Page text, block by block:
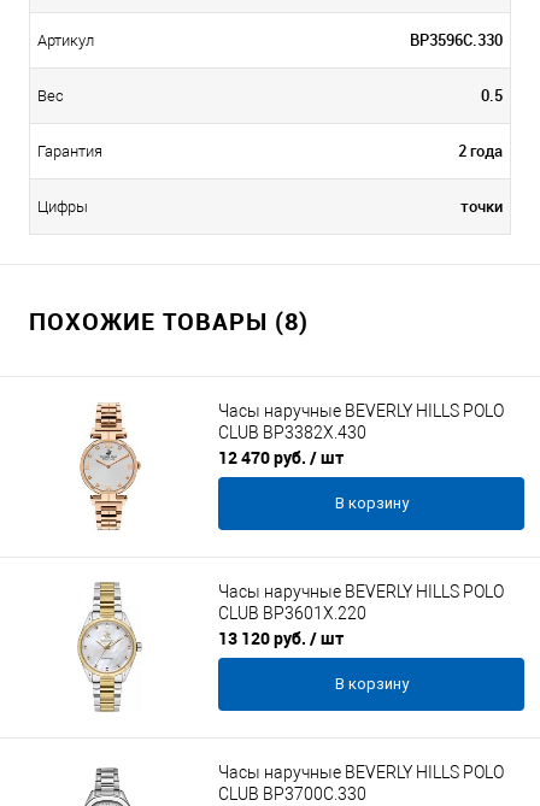
Артикул BP3596C.330
Вес 0.5
Гарантия 2 года
Цифры точки
ПОХОЖИЕ ТОВАРЫ (8)
Часы наручные BEVERLY HILLS POLO
CLUB BP3382X.430
12 470 руб. / шт
В корзину
Часы наручные BEVERLY HILLS POLO
CLUB BP3601X.220
13 120 руб. / шт
В корзину
Часы наручные BEVERLY HILLS POLO
CLUB BP3700C.330